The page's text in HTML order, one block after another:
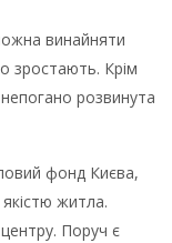
винайняти
зростають. Крім
розвинута
фонд Києва,
житла.
Поруч є